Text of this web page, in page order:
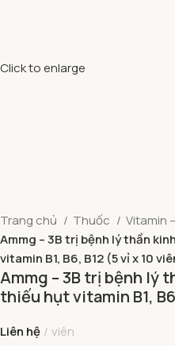
Click to enlarge
Trang chủ Thuốc
Vitamin
Ammg – 3B trị bệnh lý thần
vitamin B1, B6, B12 (5 vỉ x 10
Ammg – 3B trị bệnh lý
thiếu hụt vitamin B1,
Liên hệ viên